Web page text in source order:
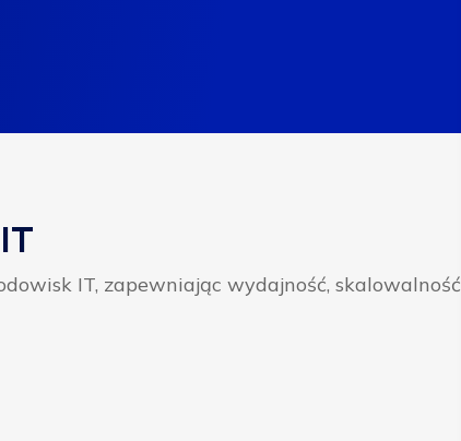
IT, zapewniając wydajność, skalowalność